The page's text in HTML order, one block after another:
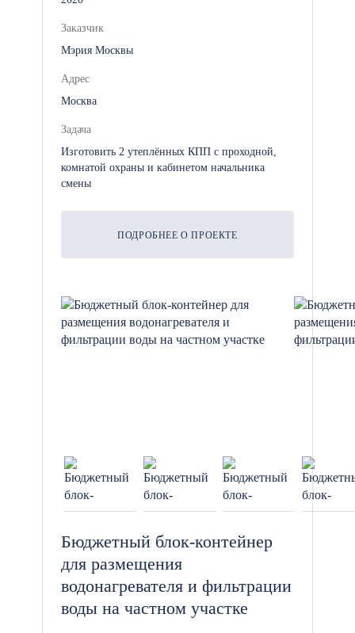
электропроводка для
подключения оборудования и
Дополнительные опции и
возможности настройки
Мобильные пункты обогрева могут
быть настроены под индивидуальные
требования вашего проекта. Мы
дополнительные опции:
Система горячего водоснабжения:
температуры летом, если нужно
создать еще более универсальный
модуль.
Мебель и оборудование: Столы,
стулья, полки и шкафы для
организации удобных рабочих и
Заказчик
Мэрия Москвы
Адрес
Москва
Задача
Изготовить 2 утеплённых КПП с проходной,
комнатой охраны и кабинетом начальника
смены
ПОДРОБНЕЕ О ПРОЕКТЕ
Бюджетный блок-контейнер
для размещения
водонагревателя и фильтрации
воды на частном участке